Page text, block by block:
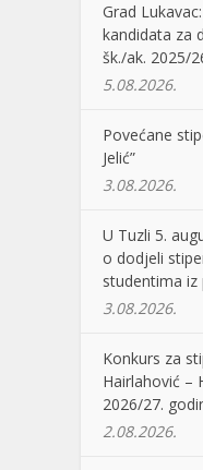
Grad
kandidata za
šk./ak. 2025/
5.08.2026.
Povećane
Jelić”
3.08.2026.
U Tuzli 5.
o dodjeli
studentima iz
3.08.2026.
Konkurs za
Hairlahović –
2026/27.
2.08.2026.